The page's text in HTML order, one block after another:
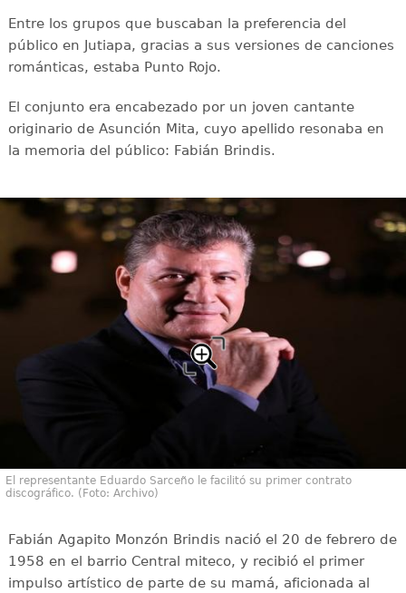
Entre los grupos que buscaban la preferencia del
público en Jutiapa, gracias a sus versiones de canciones
románticas, estaba Punto Rojo.
El conjunto era encabezado por un joven cantante
originario de Asunción Mita, cuyo apellido resonaba en
la memoria del público: Fabián Brindis.
El representante Eduardo Sarceño le facilitó su primer contrato
discográfico. (Foto: Archivo)
Fabián Agapito Monzón Brindis nació el 20 de febrero de
1958 en el barrio Central miteco, y recibió el primer
impulso artístico de parte de su mamá, aficionada al